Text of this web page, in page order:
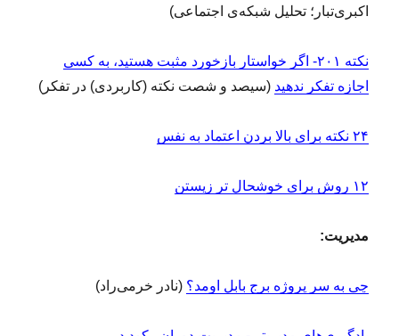
اکبری‌تبار؛ تحلیل شبکه‌ی اجتماعی)
نکته ۲۰۱- اگر خواستار بازخورد مثبت هستید، به کسی
اجازه تفکر ندهید (سیصد و شصت نکته (کاربردی) در تفکر)
۲۴ نکته برای بالا بردن اعتماد به‌ نفس
۱۲ روش برای خوشحال تر زیستن
مدیریت:
چی به سر پروژه برج بابل اومد؟ (نادر خرمی‌راد)